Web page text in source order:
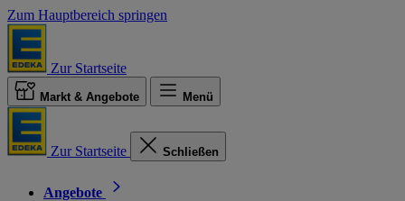
Zum Hauptbereich springen
Zur Startseite
Markt & Angebote Menü
Zur Startseite Schließen
Angebote